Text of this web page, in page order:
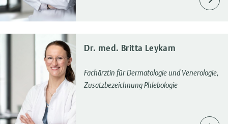
Dr. med. Britta Leykam
Fachärztin für Dermatologie und Venerologie,
Zusatzbezeichnung Phlebologie